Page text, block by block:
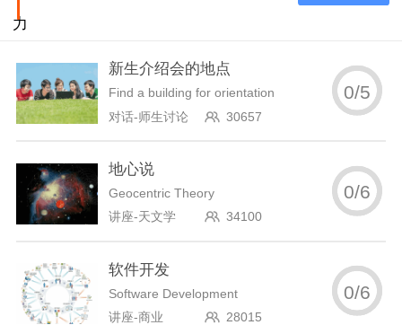
力
新生介绍会的地点
Find a building for orientation
对话-师生讨论
30657
0/5
地心说
Geocentric Theory
讲座-天文学
34100
0/6
软件开发
Software Development
讲座-商业
28015
0/6